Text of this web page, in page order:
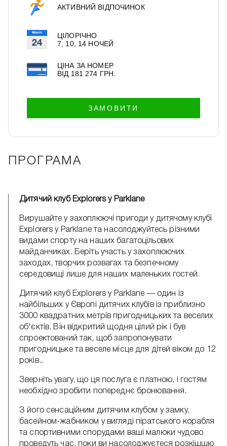
АКТИВНИЙ ВІДПОЧИНОК
ЦІЛОРІЧНО
7, 10, 14 НОЧЕЙ
ЦІНА ЗА НОМЕР
ВІД 181 274 ГРН.
ЗАМОВИТИ
ПРОГРАМА
Дитячий клуб Explorers у Parklane
Вирушайте у захоплюючі пригоди у дитячому клубі
Explorers у Parklane та насолоджуйтесь різними
видами спорту на наших багатоцільових
майданчиках. Беріть участь у захоплюючих
заходах, творчих розвагах та безпечному
середовищі лише для наших маленьких гостей.
Дитячий клуб Explorers у Parklane — один із
найбільших у Європі дитячих клубів із приблизно
3000 квадратних метрів пригодницьких та веселих
об'єктів. Він відкритий щодня цілий рік і був
спроектований так, щоб запропонувати
пригодницьке та веселе місце для дітей віком до 12
років..
Зверніть увагу, що ця послуга є платною, і гостям
необхідно зробити попереднє бронювання.
З його сенсаційним дитячим клубом у замку,
басейном-жабником у вигляді піратського корабля
та спортивними спорудами ваші малюки чудово
проведуть час, поки ви насолоджуєтеся розкішшю